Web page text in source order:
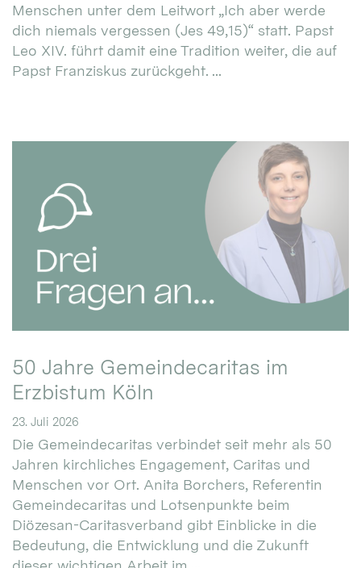
Menschen unter dem Leitwort „Ich aber werde
dich niemals vergessen (Jes 49,15)“ statt. Papst
Leo XIV. führt damit eine Tradition weiter, die auf
Papst Franziskus zurückgeht. ...
50 Jahre Gemeindecaritas im
Erzbistum Köln
23. Juli 2026
Die Gemeindecaritas verbindet seit mehr als 50
Jahren kirchliches Engagement, Caritas und
Menschen vor Ort. Anita Borchers, Referentin
Gemeindecaritas und Lotsenpunkte beim
Diözesan-Caritasverband gibt Einblicke in die
Bedeutung, die Entwicklung und die Zukunft